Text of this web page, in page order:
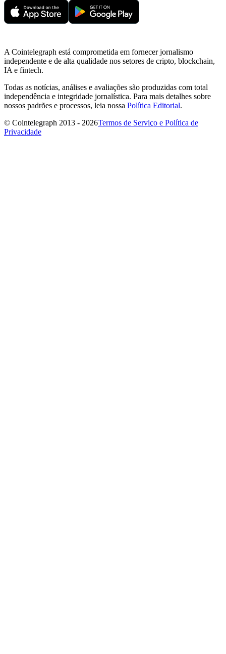
A Cointelegraph está comprometida em fornecer jornalismo
independente e de alta qualidade nos setores de cripto, blockchain,
IA e fintech.
Todas as notícias, análises e avaliações são produzidas com total
independência e integridade jornalística. Para mais detalhes sobre
nossos padrões e processos, leia nossa Política Editorial.
© Cointelegraph 2013 - 2026Termos de Serviço e Política de
Privacidade